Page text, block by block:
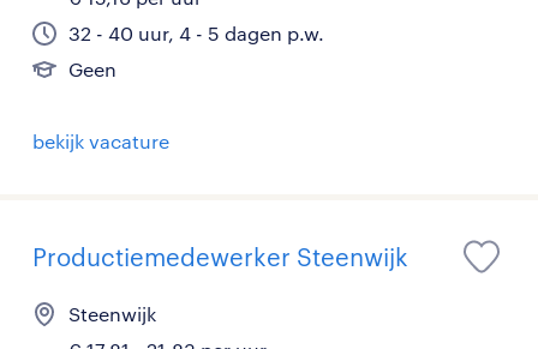
32 - 40 uur, 4 - 5 dagen p.w.
Geen
bekijk vacature
Productiemedewerker Steenwijk
Steenwijk